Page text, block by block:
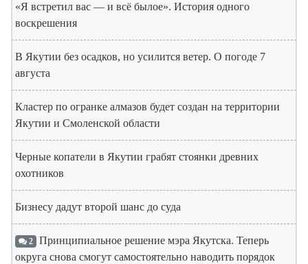
«Я встретил вас — и всё былое». История одного
воскрешения
В Якутии без осадков, но усилится ветер. О погоде 7
августа
Кластер по огранке алмазов будет создан на территории
Якутии и Смоленской области
Черные копатели в Якутии грабят стоянки древних
охотников
Бизнесу дадут второй шанс до суда
2 Принципиальное решение мэра Якутска. Теперь
округа снова смогут самостоятельно наводить порядок